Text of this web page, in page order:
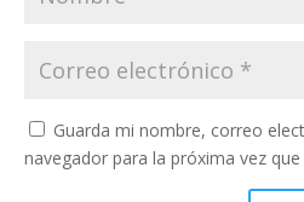
Guarda mi nombre, correo
navegador para la próxima vez